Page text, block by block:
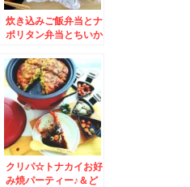
炊き込みご飯弁当とナ
ポリタン弁当とちいか
郎西岡店」さんで朝そ
ば～♪かき揚げ→三陸
わかめ変更♪やっぱり
鬼おろしは欠かせない
っ！！
クリパ☆トナカイお好
み焼パーティー♪＆ど